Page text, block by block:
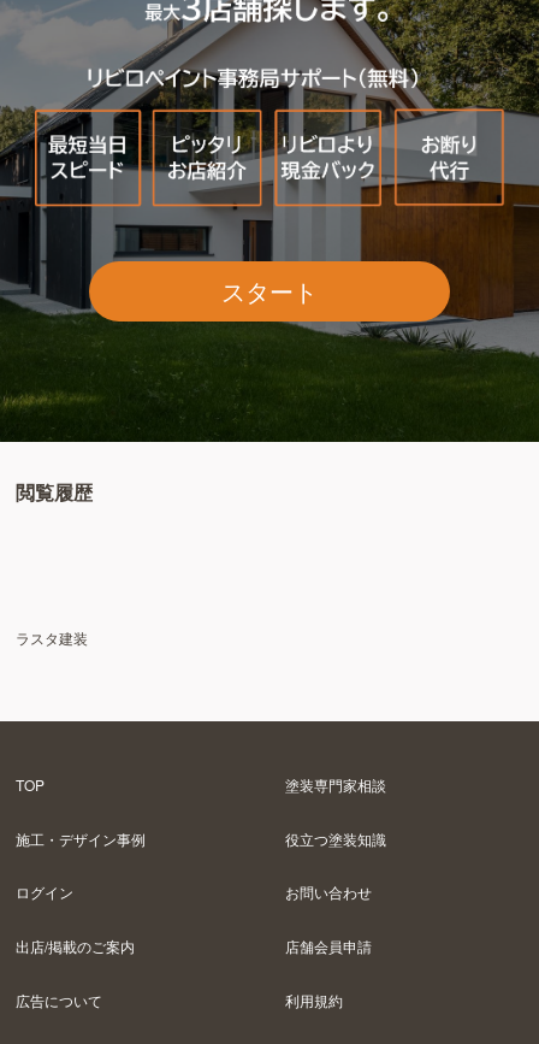
スタート
閲覧履歴
ラスタ建装
TOP 塗装専門家相談
施工・デザイン事例 役立つ塗装知識
ログイン お問い合わせ
出店/掲載のご案内 店舗会員申請
広告について 利用規約